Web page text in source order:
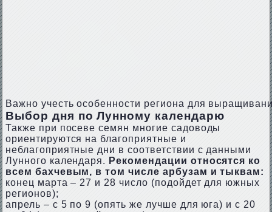
Важно учесть особенности региона для
Выбор дня по Лунному календарю
Также при посеве семян многие садоводы
ориентируются на благоприятные и
неблагоприятные дни в соответствии с данными
Лунного календаря. Рекомендации относятся ко
всем бахчевым, в том числе арбузам и тыквам:
конец марта – 27 и 28 число (подойдет для южных
регионов);
апрель – с 5 по 9 (опять же лучше для юга) и с 20